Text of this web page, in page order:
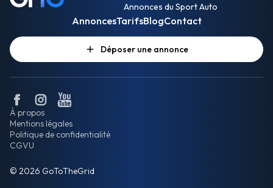
Annonces du Sport Auto
AnnoncesTarifsBlogContact
Déposer une annonce
© 2026 GoToTheGrid
À propos
Mentions légales
Politique de confidentialité
CGVU